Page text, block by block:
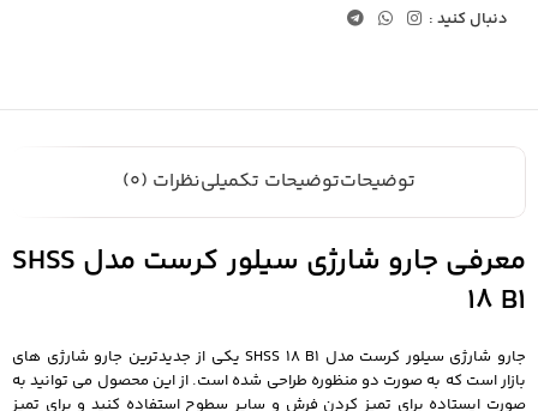
دنبال کنید :
توضیحاتتوضیحات تکمیلینظرات (0)
معرفی جارو شارژی سیلور کرست مدل SHSS
18 B1
جارو شارژی سیلور کرست مدل SHSS 18 B1 یکی از جدیدترین جارو شارژی های
بازار است که به صورت دو منظوره طراحی شده است. از این محصول می توانید به
صورت ایستاده برای تمیز کردن فرش و سایر سطوح استفاده کنید و برای تمیز